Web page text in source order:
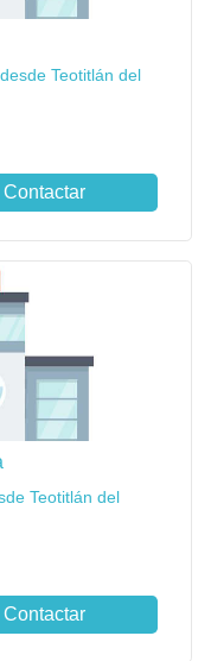
Teotitlán del
Contactar
Teotitlán del
Contactar